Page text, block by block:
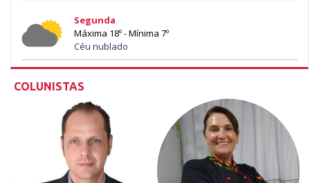
Segunda
Máxima 18º - Mínima 7º
Céu nublado
COLUNISTAS